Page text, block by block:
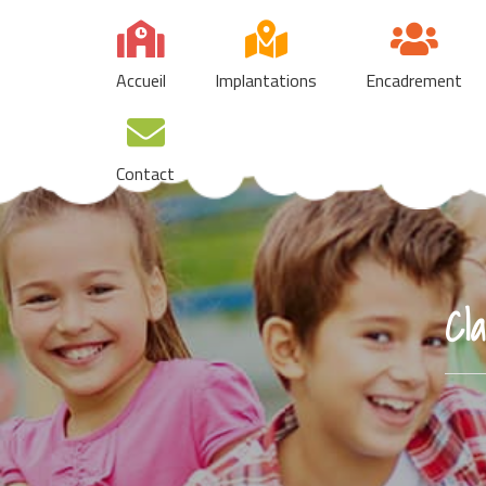
Accueil Implantations Encadrement
Contact